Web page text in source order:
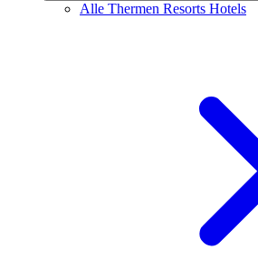
Alle Thermen Resorts Hotels